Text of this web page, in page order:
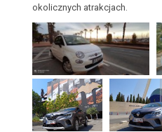
okolicznych atrakcjach.